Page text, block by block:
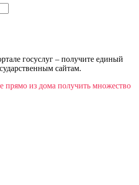
госуслуг – получите единый
сайтам.
прямо из дома получить множество